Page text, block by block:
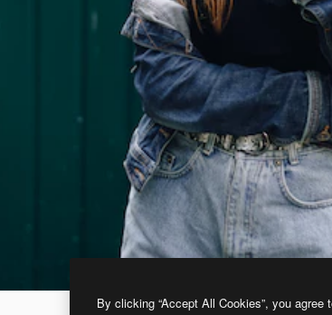
By clicking “Accept All Cookies”, you